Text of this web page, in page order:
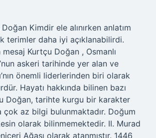
Kimdir ele alınırken anlatım
terimler daha iyi açıklanabilirdi.
Kurtçu Doğan , Osmanlı
askeri tarihinde yer alan ve
önemli liderlerinden biri olarak
Hayatı hakkında bilinen bazı
Doğan, tarihte kurgu bir karakter
çok az bilgi bulunmaktadır. Doğum
olarak bilinmemektedir. II. Murad
Ağası olarak atanmıştır. 1446